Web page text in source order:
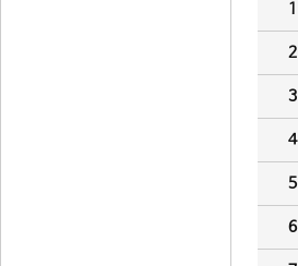
1
2
3
4
5
6